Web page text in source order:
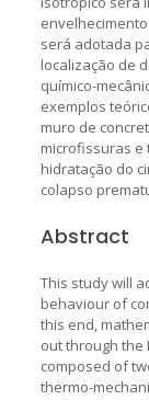
será adotada
localização de
químico-
exemplos
muro de
microfissuras
hidratação do
colapso
Abstract
This study will
behaviour of
this end,
out through the
composed of
thermo-